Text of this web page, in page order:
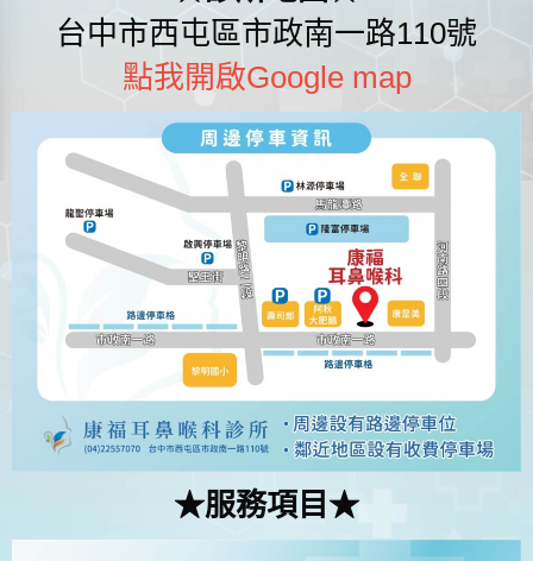
台中市西屯區市政南一路110號
點我開啟Google map
★服務項目★